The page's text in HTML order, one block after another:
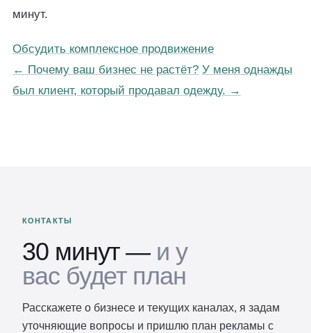
минут.
Обсудить комплексное продвижение
← Почему ваш бизнес не растёт? У меня однажды
был клиент, который продавал одежду. →
КОНТАКТЫ
30 минут — и у
вас будет план
Расскажете о бизнесе и текущих каналах, я задам
уточняющие вопросы и пришлю план рекламы с